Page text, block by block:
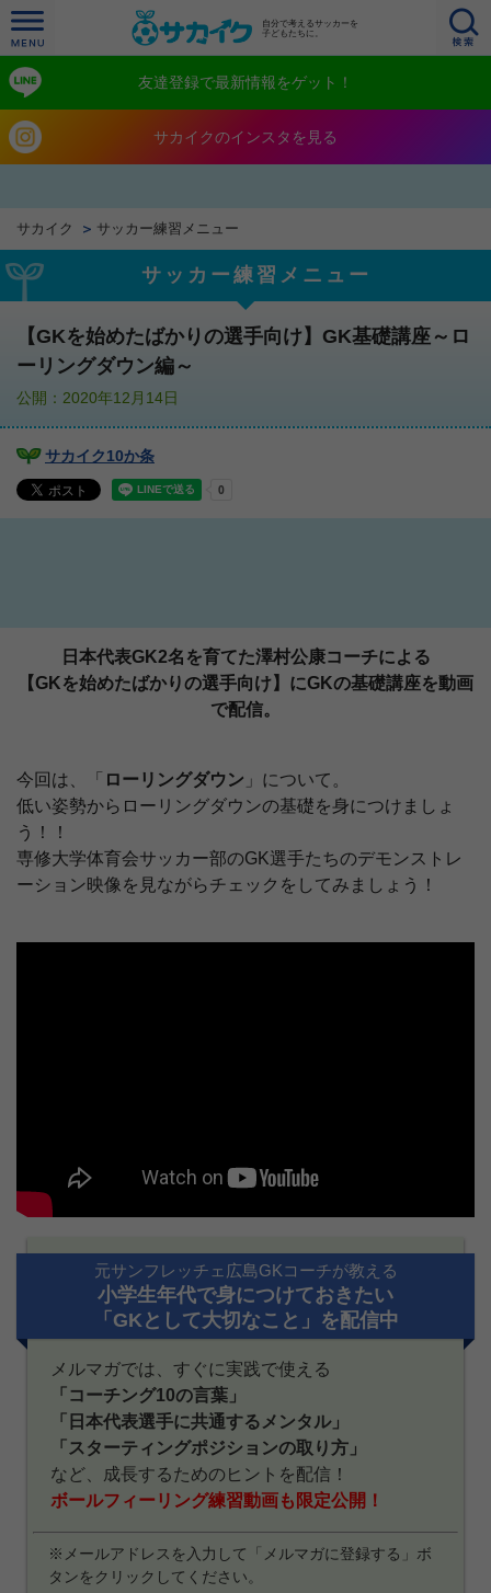
自分で考えるサッカーを
子どもたちに。
友達登録で最新情報をゲット！
サカイクのインスタを見る
サカイク サッカー練習メニュー
サッカー練習メニュー
【GKを始めたばかりの選手向け】GK基礎講座～ロ
ーリングダウン編～
公開：2020年12月14日
サカイク10か条
日本代表GK2名を育てた澤村公康コーチによる
【GKを始めたばかりの選手向け】にGKの基礎講座を動画
で配信。
今回は、「 ローリングダウン 」について。
低い姿勢からローリングダウンの基礎を身につけましょ
う！！
専修大学体育会サッカー部のGK選手たちのデモンストレ
ーション映像を見ながらチェックをしてみましょう！
元サンフレッチェ広島GKコーチが教える
小学生年代で身につけておきたい
「GKとして大切なこと」を配信中
メルマガでは、すぐに実践で使える
「コーチング10の言葉」
「日本代表選手に共通するメンタル」
「スターティングポジションの取り方」
など、成長するためのヒントを配信！
ボールフィーリング練習動画も限定公開！
※メールアドレスを入力して「メルマガに登録する」ボ
タンをクリックしてください。